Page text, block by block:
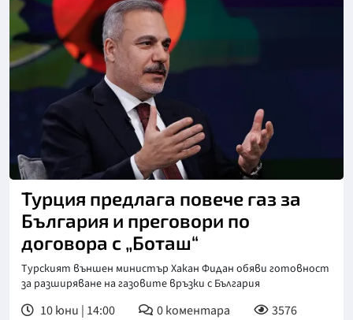
Турция предлага повече газ за
България и преговори по
договора с „Боташ“
Турският външен министър Хакан Фидан обяви готовност
за разширяване на газовите връзки с България
10 юни | 14:00 0коментара 3576